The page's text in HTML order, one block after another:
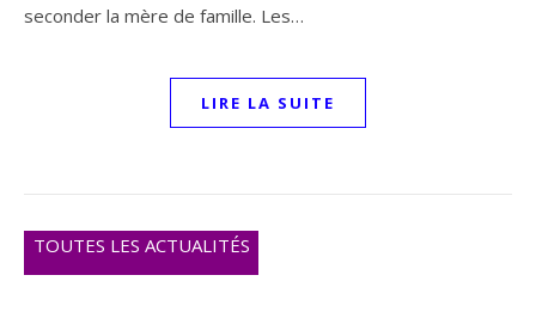
seconder la mère de famille. Les…
LIRE LA SUITE
TOUTES LES ACTUALITÉS